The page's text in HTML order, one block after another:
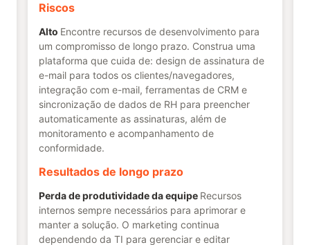
Riscos
Alto Encontre recursos de desenvolvimento para
um compromisso de longo prazo. Construa uma
plataforma que cuida de: design de assinatura de
e-mail para todos os clientes/navegadores,
integração com e-mail, ferramentas de CRM e
sincronização de dados de RH para preencher
automaticamente as assinaturas, além de
monitoramento e acompanhamento de
conformidade.
Resultados de longo prazo
Perda de produtividade da equipe Recursos
internos sempre necessários para aprimorar e
manter a solução. O marketing continua
dependendo da TI para gerenciar e editar